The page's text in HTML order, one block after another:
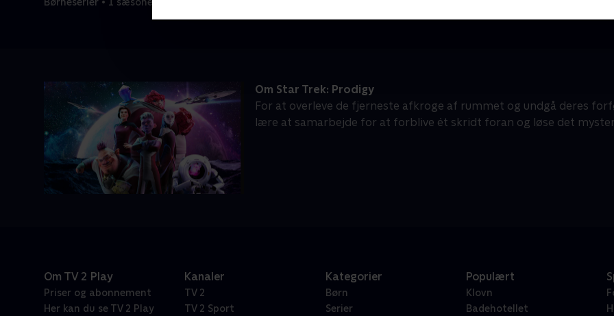
Børneserier • 1 sæsoner
Om Star Trek: Prodigy
For at overleve de fjerneste afkroge af rummet og undgå deres
lære at samarbejde for at forblive ét skridt foran og løse det
Om TV 2 Play
Priser og abonnement
Her kan du se TV 2 Play
Kanaler
TV 2
TV 2 Sport
Kategorier
Børn
Serier
Populært
Klovn
Badehotellet